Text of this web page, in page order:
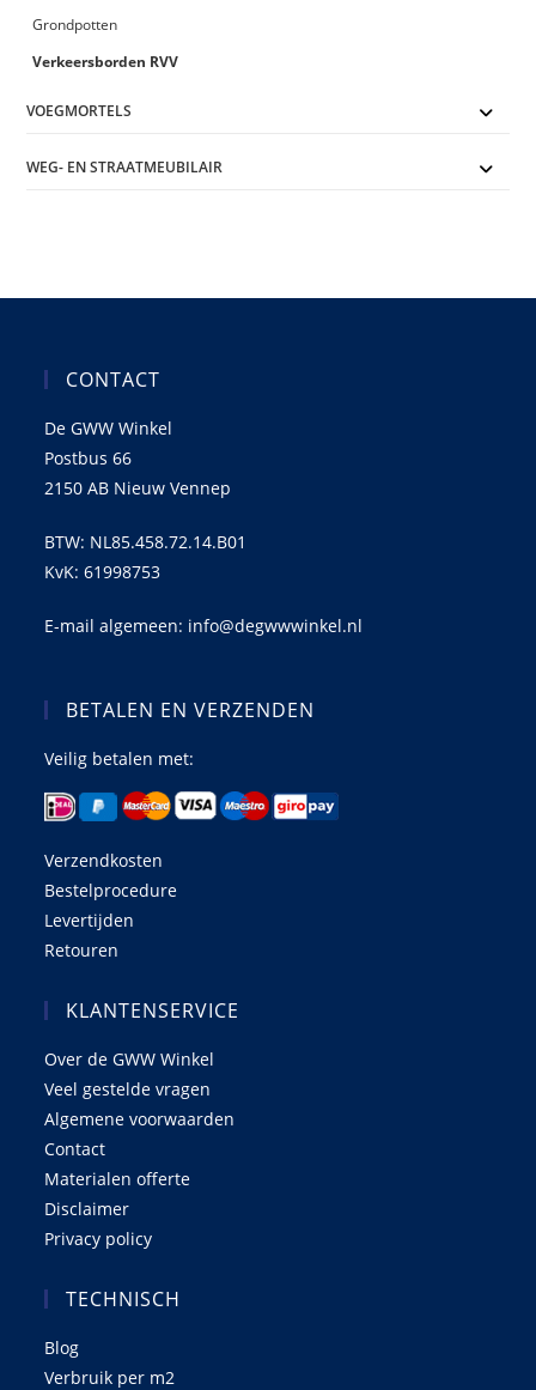
Grondpotten
Verkeersborden RVV
VOEGMORTELS
WEG- EN STRAATMEUBILAIR
CONTACT
De GWW Winkel
Postbus 66
2150 AB Nieuw Vennep
BTW: NL85.458.72.14.B01
KvK: 61998753
E-mail algemeen: info@degwwwinkel.nl
BETALEN EN VERZENDEN
Veilig betalen met:
Verzendkosten
Bestelprocedure
Levertijden
Retouren
KLANTENSERVICE
Over de GWW Winkel
Veel gestelde vragen
Algemene voorwaarden
Contact
Materialen offerte
Disclaimer
Privacy policy
TECHNISCH
Blog
Verbruik per m2